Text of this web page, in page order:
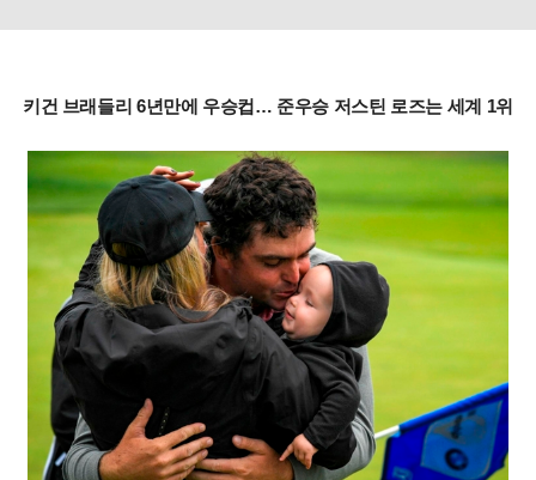
키건 브래들리 6년만에 우승컵… 준우승 저스틴 로즈는 세계 1위